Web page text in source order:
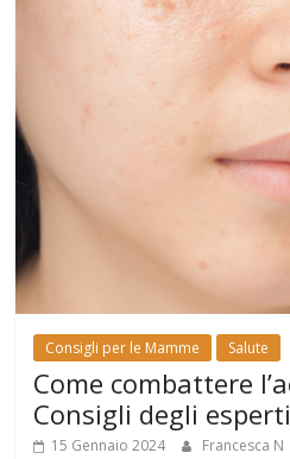
Consigli per le Mamme Salute
Come combattere
Consigli degli esperti
15 Gennaio 2024 Francesca N